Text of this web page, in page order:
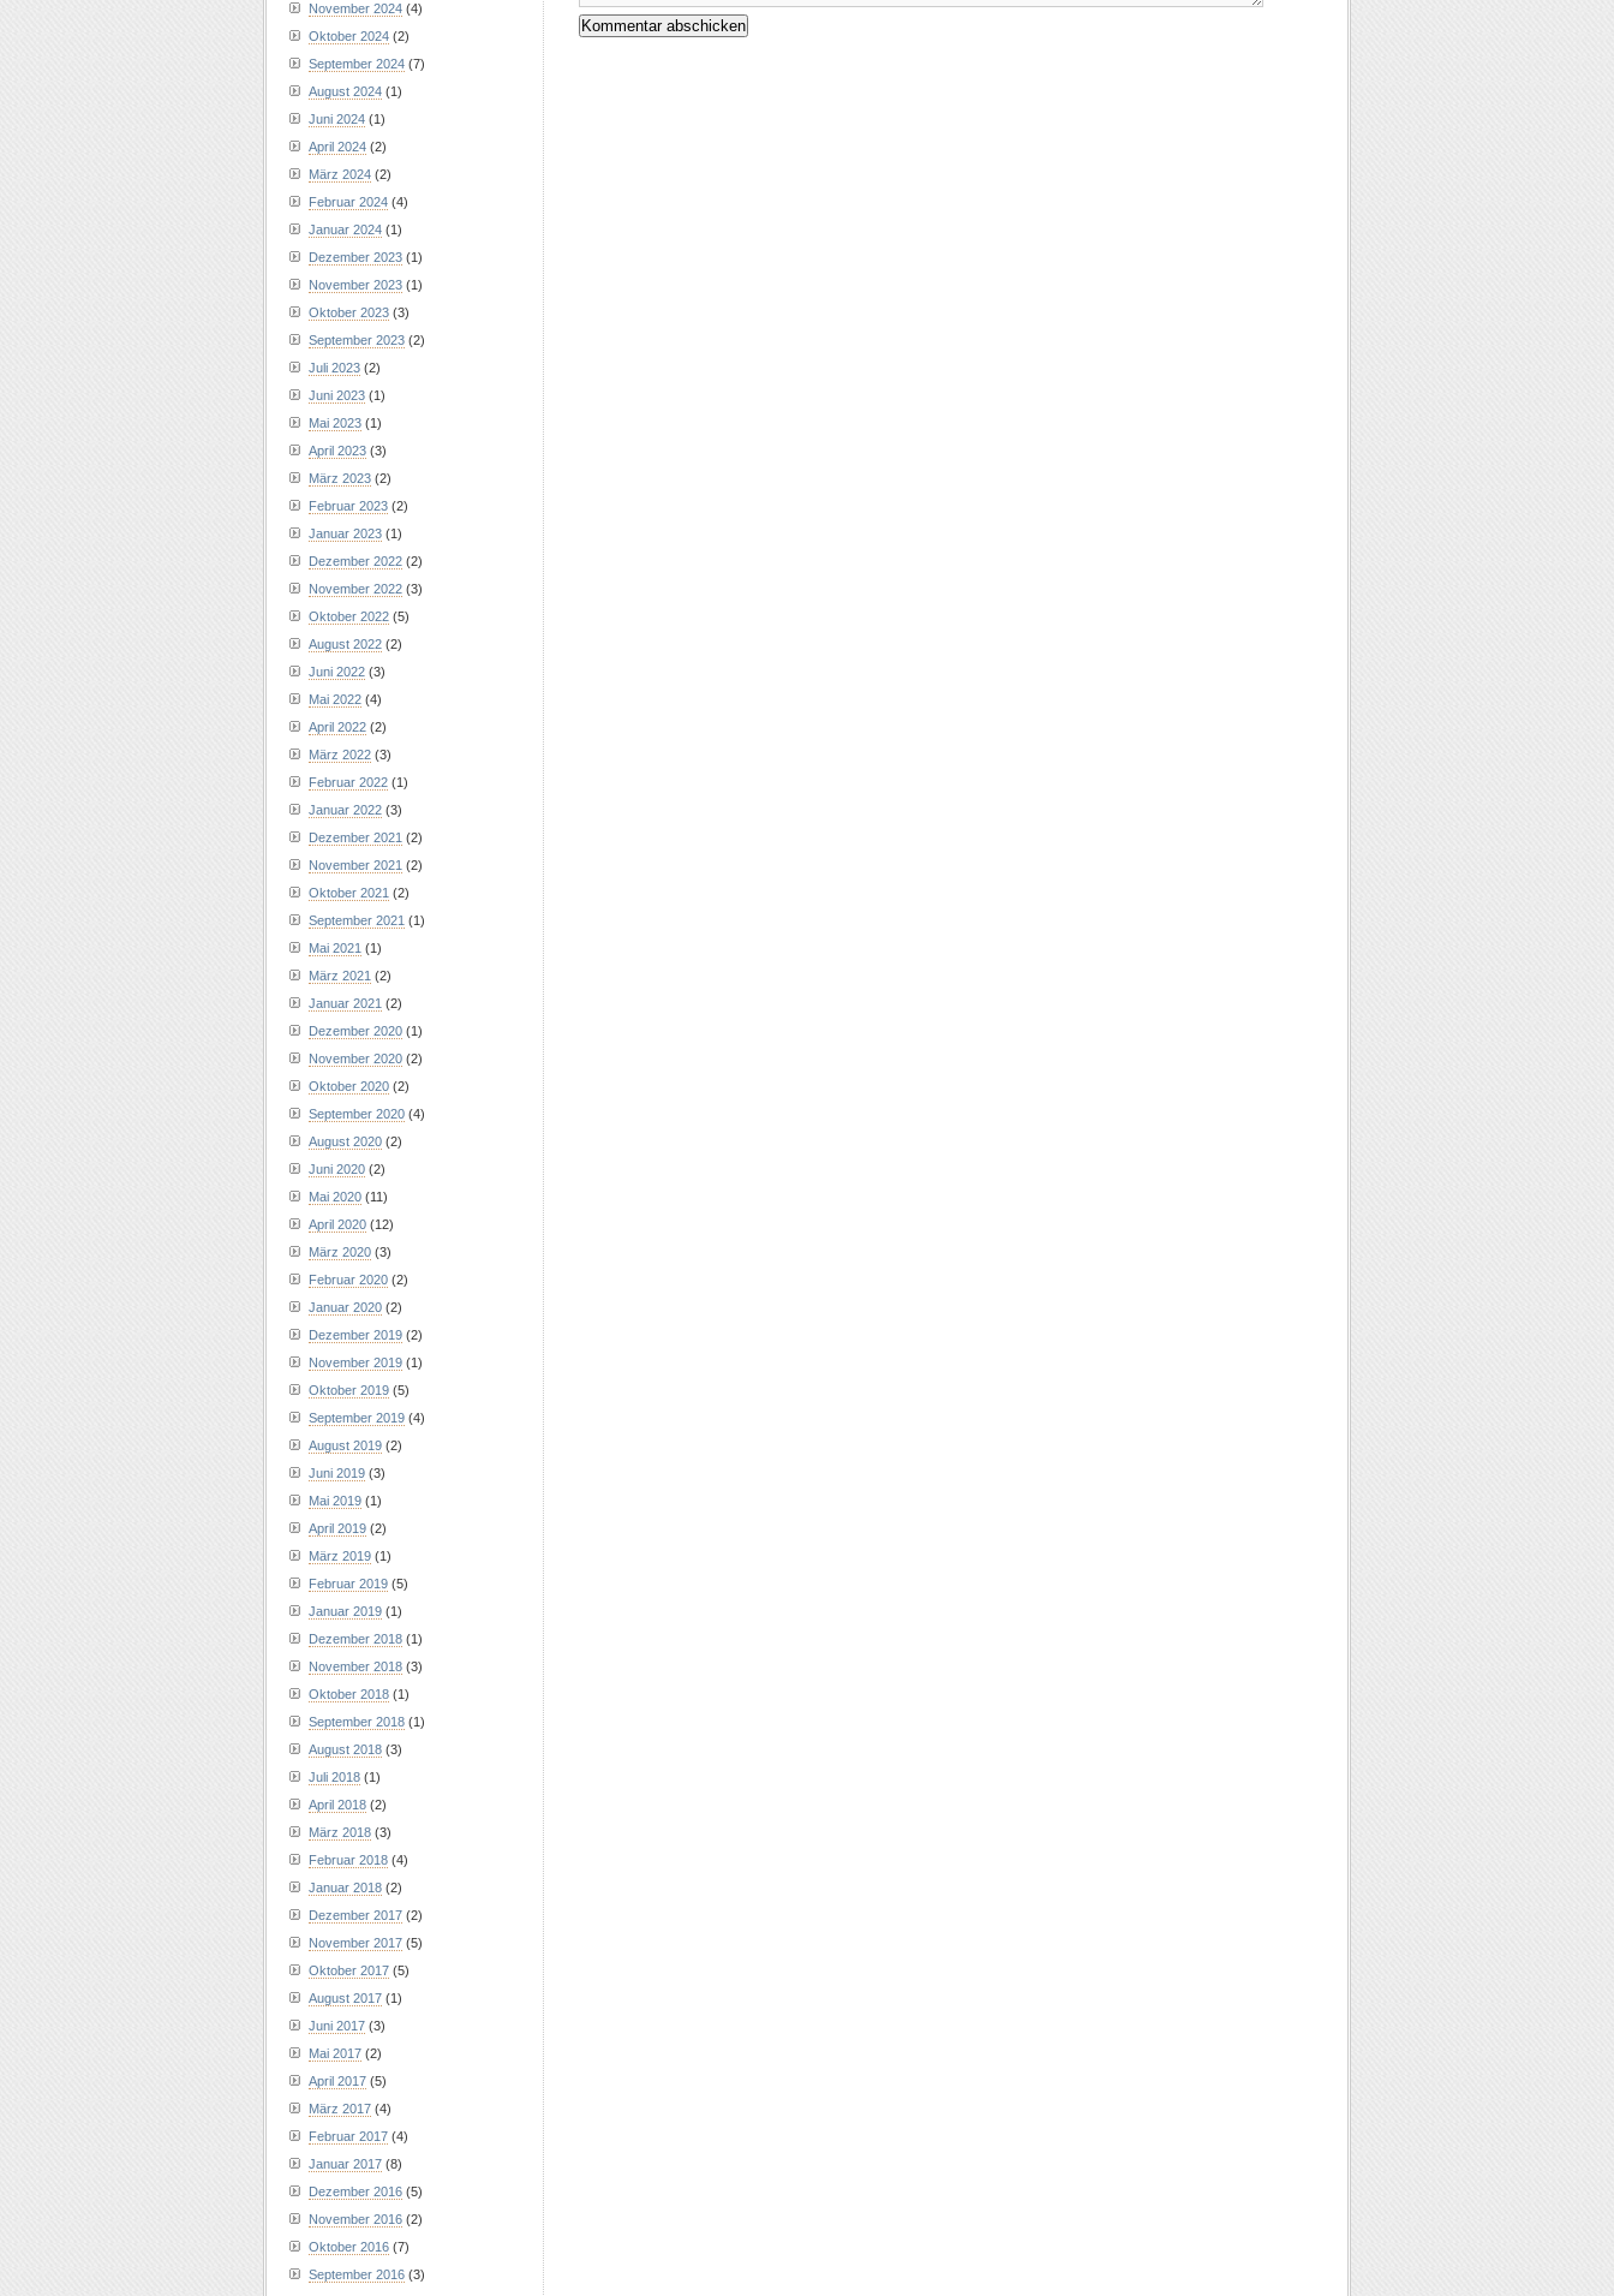
November 2024 (4)
Oktober 2024 (2)
September 2024 (7)
August 2024 (1)
Juni 2024 (1)
April 2024 (2)
März 2024 (2)
Februar 2024 (4)
Januar 2024 (1)
Dezember 2023 (1)
November 2023 (1)
Oktober 2023 (3)
September 2023 (2)
Juli 2023 (2)
Juni 2023 (1)
Mai 2023 (1)
April 2023 (3)
März 2023 (2)
Februar 2023 (2)
Januar 2023 (1)
Dezember 2022 (2)
November 2022 (3)
Oktober 2022 (5)
August 2022 (2)
Juni 2022 (3)
Mai 2022 (4)
April 2022 (2)
März 2022 (3)
Februar 2022 (1)
Januar 2022 (3)
Dezember 2021 (2)
November 2021 (2)
Oktober 2021 (2)
September 2021 (1)
Mai 2021 (1)
März 2021 (2)
Januar 2021 (2)
Dezember 2020 (1)
November 2020 (2)
Oktober 2020 (2)
September 2020 (4)
August 2020 (2)
Juni 2020 (2)
Mai 2020 (11)
April 2020 (12)
März 2020 (3)
Februar 2020 (2)
Januar 2020 (2)
Dezember 2019 (2)
November 2019 (1)
Oktober 2019 (5)
September 2019 (4)
August 2019 (2)
Juni 2019 (3)
Mai 2019 (1)
April 2019 (2)
März 2019 (1)
Februar 2019 (5)
Januar 2019 (1)
Dezember 2018 (1)
November 2018 (3)
Oktober 2018 (1)
September 2018 (1)
August 2018 (3)
Juli 2018 (1)
April 2018 (2)
März 2018 (3)
Februar 2018 (4)
Januar 2018 (2)
Dezember 2017 (2)
November 2017 (5)
Oktober 2017 (5)
August 2017 (1)
Juni 2017 (3)
Mai 2017 (2)
April 2017 (5)
März 2017 (4)
Februar 2017 (4)
Januar 2017 (8)
Dezember 2016 (5)
November 2016 (2)
Oktober 2016 (7)
September 2016 (3)